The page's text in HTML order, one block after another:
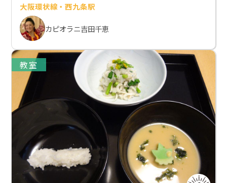
大阪環状線・西九条駅
カピオラニ吉田千恵
教室